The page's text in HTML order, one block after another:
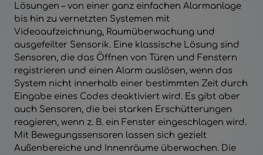
Lösungen – von einer ganz einfachen Alarmanlage
bis hin zu vernetzten Systemen mit
Videoaufzeichnung, Raumüberwachung und
ausgefeilter Sensorik. Eine klassische Lösung sind
Sensoren, die das Öffnen von Türen und Fenstern
registrieren und einen Alarm auslösen, wenn das
System nicht innerhalb einer bestimmten Zeit durch
Eingabe eines Codes deaktiviert wird. Es gibt aber
auch Sensoren, die bei starken Erschütterungen
reagieren, wenn z. B. ein Fenster eingeschlagen wird.
Mit Bewegungssensoren lassen sich gezielt
Außenbereiche und Innenräume überwachen. Die